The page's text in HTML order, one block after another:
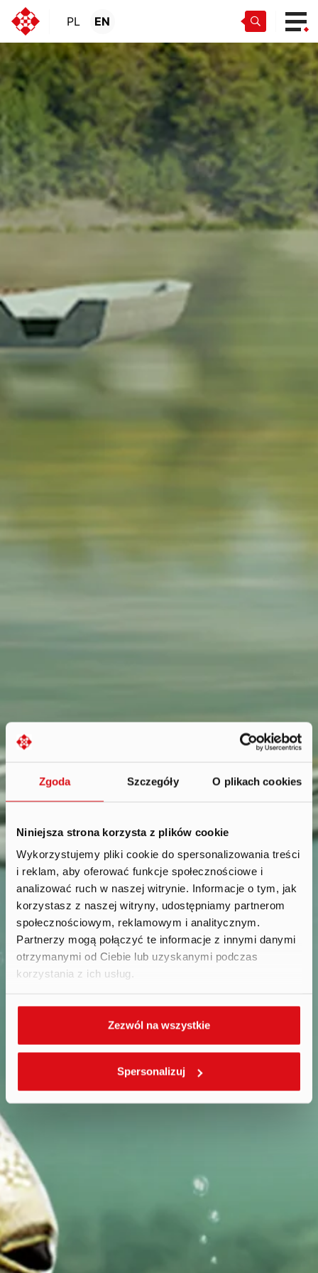
Zgoda Szczegóły O plikach cookies
Niniejsza strona korzysta z plików cookie
Wykorzystujemy pliki cookie do spersonalizowania treści
i reklam, aby oferować funkcje społecznościowe i
analizować ruch w naszej witrynie. Informacje o tym, jak
korzystasz z naszej witryny, udostępniamy partnerom
społecznościowym, reklamowym i analitycznym.
Partnerzy mogą połączyć te informacje z innymi danymi
otrzymanymi od Ciebie lub uzyskanymi podczas
korzystania z ich usług.
Zezwól na wszystkie
Spersonalizuj
PL EN
compliance with
corporate governance rules.